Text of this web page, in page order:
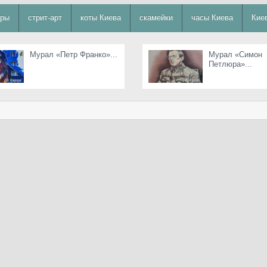
стрит-арт коты Киева скамейки часы Киева
Мурал «Петр Франко»...
Мурал «Симон
Петлюра»...